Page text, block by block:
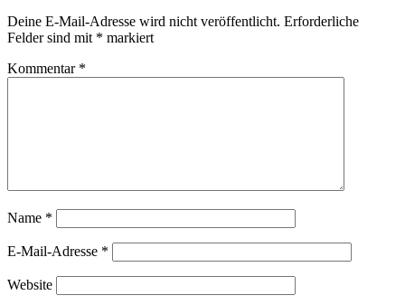
Deine E-Mail-Adresse wird nicht veröffentlicht. Erforderliche
Felder sind mit * markiert
Kommentar *
Name *
E-Mail-Adresse *
Website